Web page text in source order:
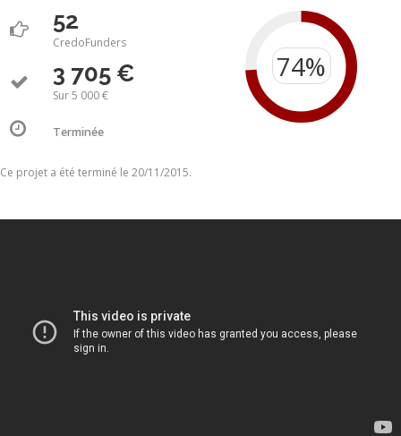
52
CredoFunders
3 705 €
Sur 5 000 €
Terminée
Ce projet a été terminé le 20/11/2015.